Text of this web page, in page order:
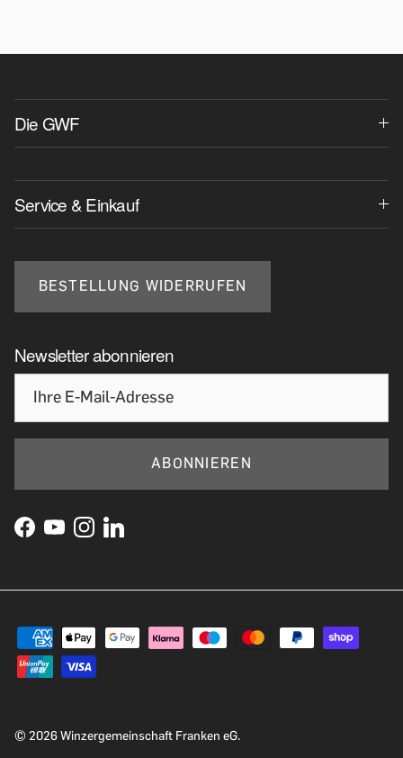
Die GWF
Service & Einkauf
BESTELLUNG WIDERRUFEN
Newsletter abonnieren
ABONNIEREN
© 2026Winzergemeinschaft Franken eG.